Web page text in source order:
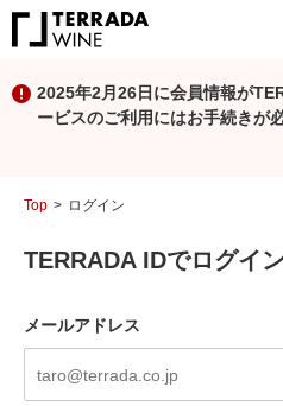
2025年2月26日に会員情報が
ービスのご利用にはお手続きが
Top ログイン
TERRADA IDでログイン
メールアドレス